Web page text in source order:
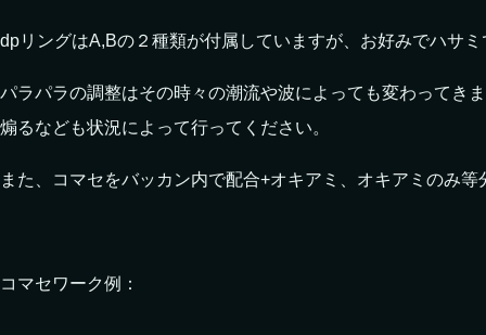
dpリングはA,Bの２種類が付属していますが、お好みでハサ
パラパラの調整はその時々の潮流や波によっても変わってき
煽るなども状況によって行ってください。
また、コマセをバッカン内で配合+オキアミ、オキアミのみ
コマセワーク例：